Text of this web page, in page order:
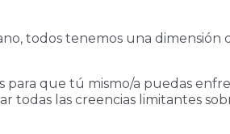
todos tenemos una dimensión
que tú mismo/a puedas
todas las creencias limitantes